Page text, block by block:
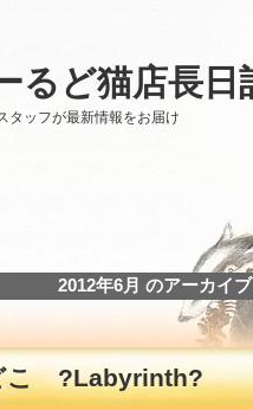
るど猫店長日
タッフが最新情報をお届け
2012年6月 のアーカイブ
こ ?Labyrinth?